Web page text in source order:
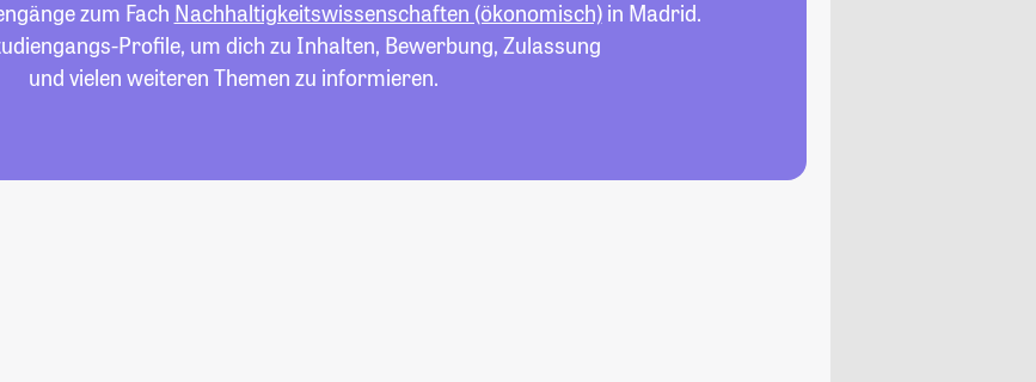
zum Fach Nachhaltigkeitswissenschaften (ökonomisch)in Madrid.
Profile, um dich zu Inhalten, Bewerbung, Zulassung
und vielen weiteren Themen zu informieren.